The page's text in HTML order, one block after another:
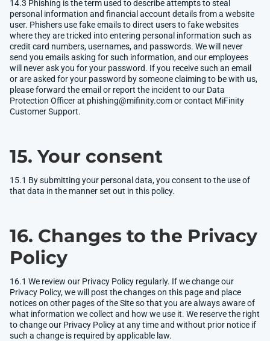
14.3 Phishing is the term used to describe attempts to steal
personal information and financial account details from a website
user. Phishers use fake emails to direct users to fake websites
where they are tricked into entering personal information such as
credit card numbers, usernames, and passwords. We will never
send you emails asking for such information, and our employees
will never ask you for your password. If you receive such an email
or are asked for your password by someone claiming to be with us,
please forward the email or report the incident to our Data
Protection Officer at phishing@mifinity.comor contact MiFinity
Customer Support.
15. Your consent
15.1 By submitting your personal data, you consent to the use of
that data in the manner set out in this policy.
16. Changes to the Privacy
Policy
16.1 We review our Privacy Policy regularly. If we change our
Privacy Policy, we will post the changes on this page and place
notices on other pages of the Site so that you are always aware of
what information we collect and how we use it. We reserve the right
to change our Privacy Policy at any time and without prior notice if
such a change is required by applicable law.